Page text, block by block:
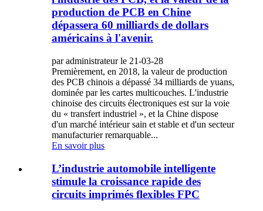
production de PCB en Chine
dépassera 60 milliards de dollars
américains à l'avenir.
par administrateur le 21-03-28
Premièrement, en 2018, la valeur de production
des PCB chinois a dépassé 34 milliards de yuans,
dominée par les cartes multicouches. L'industrie
chinoise des circuits électroniques est sur la voie
du « transfert industriel », et la Chine dispose
d'un marché intérieur sain et stable et d'un secteur
manufacturier remarquable...
En savoir plus
L’industrie automobile intelligente
stimule la croissance rapide des
circuits imprimés flexibles FPC